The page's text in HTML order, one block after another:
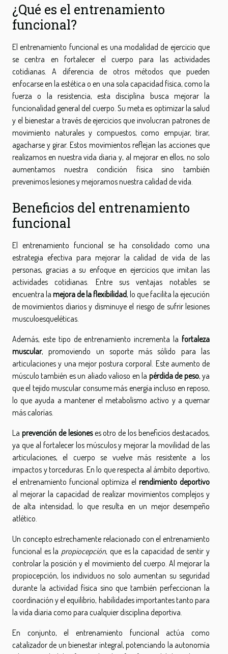
¿Qué es el entrenamiento
funcional?
El entrenamiento funcional es una modalidad de ejercicio que
se centra en fortalecer el cuerpo para las actividades
cotidianas. A diferencia de otros métodos que pueden
enfocarse en la estética o en una sola capacidad física, como la
fuerza o la resistencia, esta disciplina busca mejorar la
funcionalidad general del cuerpo. Su meta es optimizar la salud
y el bienestar a través de ejercicios que involucran patrones de
movimiento naturales y compuestos, como empujar, tirar,
agacharse y girar. Estos movimientos reflejan las acciones que
realizamos en nuestra vida diaria y, al mejorar en ellos, no solo
aumentamos nuestra condición física sino también
prevenimos lesiones y mejoramos nuestra calidad de vida.
Beneficios del entrenamiento
funcional
El entrenamiento funcional se ha consolidado como una
estrategia efectiva para mejorar la calidad de vida de las
personas, gracias a su enfoque en ejercicios que imitan las
actividades cotidianas. Entre sus ventajas notables se
encuentra la mejora de la flexibilidad, lo que facilita la ejecución
de movimientos diarios y disminuye el riesgo de sufrir lesiones
musculoesqueléticas.
Además, este tipo de entrenamiento incrementa la fortaleza
muscular, promoviendo un soporte más sólido para las
articulaciones y una mejor postura corporal. Este aumento de
músculo también es un aliado valioso en la pérdida de peso, ya
que el tejido muscular consume más energía incluso en reposo,
lo que ayuda a mantener el metabolismo activo y a quemar
más calorías.
La prevención de lesioneses otro de los beneficios destacados,
ya que al fortalecer los músculos y mejorar la movilidad de las
articulaciones, el cuerpo se vuelve más resistente a los
impactos y torceduras. En lo que respecta al ámbito deportivo,
el entrenamiento funcional optimiza el rendimiento deportivo
al mejorar la capacidad de realizar movimientos complejos y
de alta intensidad, lo que resulta en un mejor desempeño
atlético.
Un concepto estrechamente relacionado con el entrenamiento
funcional es la propiocepción, que es la capacidad de sentir y
controlar la posición y el movimiento del cuerpo. Al mejorar la
propiocepción, los individuos no solo aumentan su seguridad
durante la actividad física sino que también perfeccionan la
coordinación y el equilibrio, habilidades importantes tanto para
la vida diaria como para cualquier disciplina deportiva.
En conjunto, el entrenamiento funcional actúa como
catalizador de un bienestar integral, potenciando la autonomía